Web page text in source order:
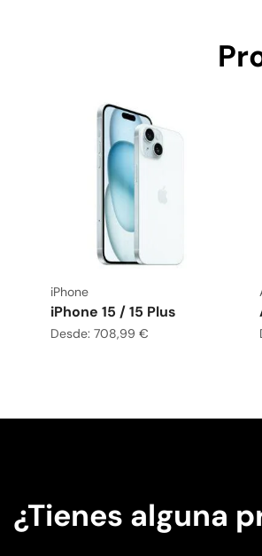
iPhone
iPhone 15 / 15 Plus
Desde: 708,99 €
¿Tienes alguna